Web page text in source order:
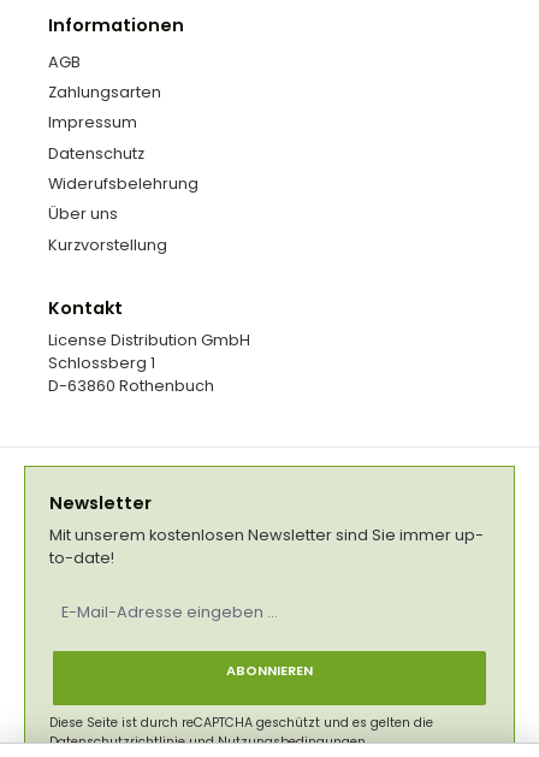
Informationen
AGB
Zahlungsarten
Impressum
Datenschutz
Widerufsbelehrung
Über uns
Kurzvorstellung
Kontakt
License Distribution GmbH
Schlossberg 1
D-63860 Rothenbuch
Newsletter
Mit unserem kostenlosen Newsletter sind Sie immer up-
to-date!
Mail-
ABONNIEREN
Diese Seite ist durch reCAPTCHA geschützt und es gelten die
DatenschutzrichtlinieundNutzungsbedingungen.